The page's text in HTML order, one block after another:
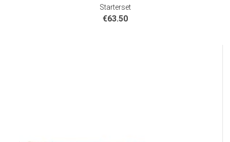
Starterset
€63.50